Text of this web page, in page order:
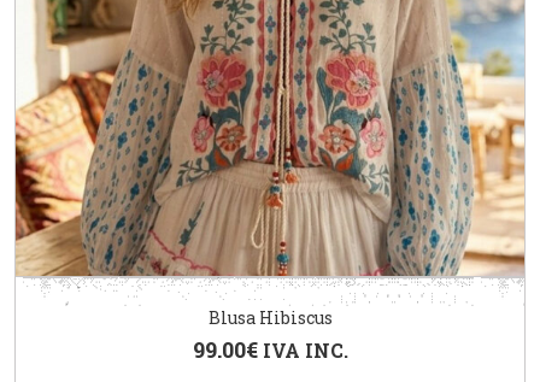
Blusa Hibiscus
99.00€ IVA INC.